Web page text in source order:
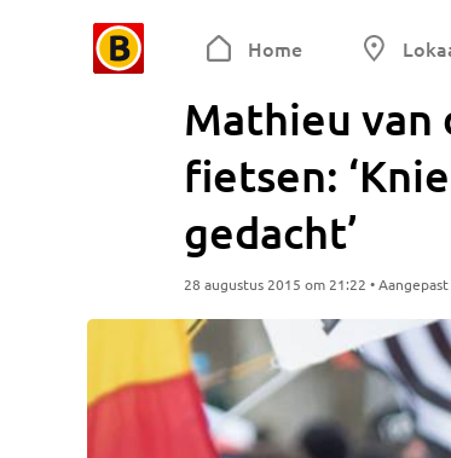
Home
Mathieu van
fietsen:
gedacht’
28 augustus 2015 om 21:22 •